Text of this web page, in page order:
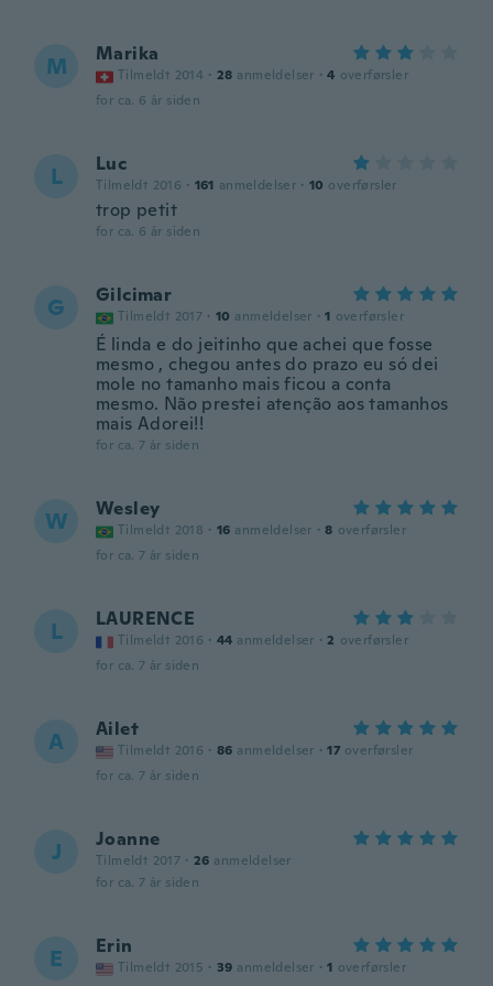
M Marika
Tilmeldt 2014 · 28 anmeldelser · 4 overførsler
for ca. 6 år siden
L Luc
Tilmeldt 2016 · 161 anmeldelser · 10 overførsler
trop petit
for ca. 6 år siden
G Gilcimar
Tilmeldt 2017 · 10 anmeldelser · 1 overførsler
É linda e do jeitinho que achei que fosse
mesmo , chegou antes do prazo eu só dei
mole no tamanho mais ficou a conta
mesmo. Não prestei atenção aos tamanhos
mais Adorei!!
for ca. 7 år siden
W Wesley
Tilmeldt 2018 · 16 anmeldelser · 8 overførsler
for ca. 7 år siden
L LAURENCE
Tilmeldt 2016 · 44 anmeldelser · 2 overførsler
for ca. 7 år siden
A Ailet
Tilmeldt 2016 · 86 anmeldelser · 17 overførsler
for ca. 7 år siden
J Joanne
Tilmeldt 2017 · 26 anmeldelser
for ca. 7 år siden
E Erin
Tilmeldt 2015 · 39 anmeldelser · 1 overførsler